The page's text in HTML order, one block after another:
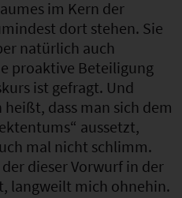
im Kern der
dort stehen. Sie
natürlich auch
proaktive Beteiligung
ist gefragt. Und
dass man sich dem
aussetzt,
mal nicht schlimm.
dieser Vorwurf in der
langweilt mich ohnehin.